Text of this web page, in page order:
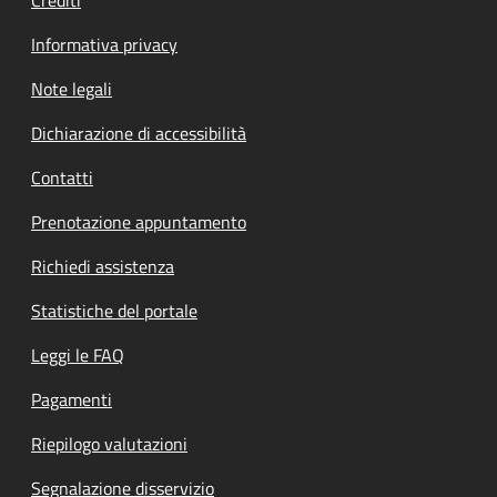
Informativa privacy
Note legali
Dichiarazione di accessibilità
Contatti
Prenotazione appuntamento
Richiedi assistenza
Statistiche del portale
Leggi le FAQ
Pagamenti
Riepilogo valutazioni
Segnalazione disservizio